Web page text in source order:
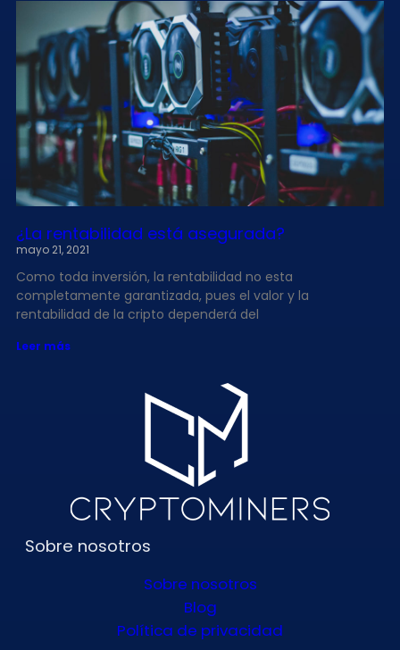
¿La rentabilidad está asegurada?
mayo 21, 2021
Como toda inversión, la rentabilidad no esta
completamente garantizada, pues el valor y la
rentabilidad de la cripto dependerá del
Leer más
Sobre nosotros
Sobre nosotros
Blog
Política de privacidad